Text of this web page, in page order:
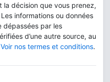
décision que vous prenez,
informations ou données
dépassées par les
d’une autre source, au
Voir nos termes et conditions.